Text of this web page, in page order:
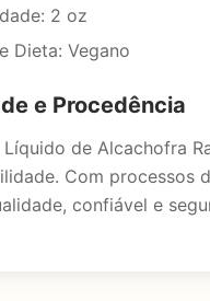
2 oz
Dieta: Vegano
e Procedência
de Alcachofra
Com processos
confiável e